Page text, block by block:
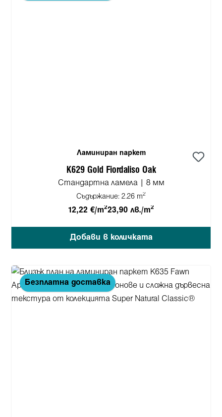
Ламиниран паркет
K629 Gold Fiordaliso Oak
Стандартна ламела | 8 мм
Съдържание: 2.26 m2
12,22 €/m223,90 лв./m2
Добави в количката
Безплатна доставка